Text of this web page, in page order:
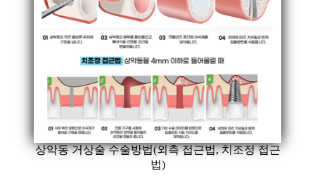
상악동 거상술 수술방법(외측 접근법, 치조정 접근
법)